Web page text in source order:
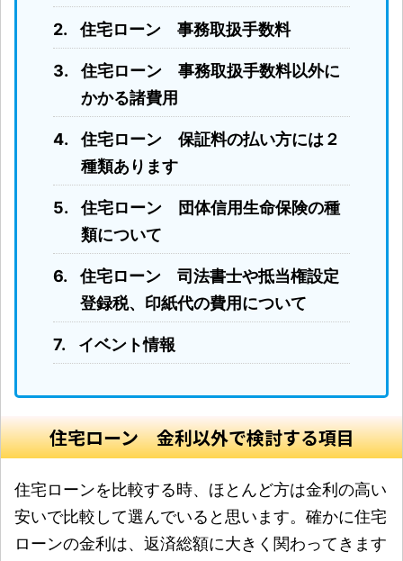
住宅ローン 事務取扱手数料
住宅ローン 事務取扱手数料以外に
かかる諸費用
住宅ローン 保証料の払い方には２
種類あります
住宅ローン 団体信用生命保険の種
類について
住宅ローン 司法書士や抵当権設定
登録税、印紙代の費用について
イベント情報
住宅ローン 金利以外で検討する項目
住宅ローンを比較する時、ほとんど方は金利の高い
安いで比較して選んでいると思います。確かに住宅
ローンの金利は、返済総額に大きく関わってきます